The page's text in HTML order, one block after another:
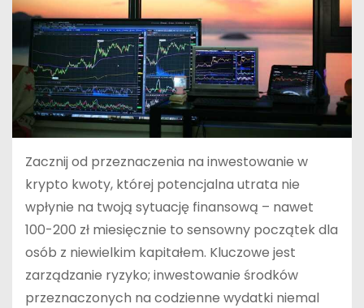
Zacznij od przeznaczenia na inwestowanie w
krypto kwoty, której potencjalna utrata nie
wpłynie na twoją sytuację finansową – nawet
100-200 zł miesięcznie to sensowny początek dla
osób z niewielkim kapitałem. Kluczowe jest
zarządzanie ryzyko; inwestowanie środków
przeznaczonych na codzienne wydatki niemal